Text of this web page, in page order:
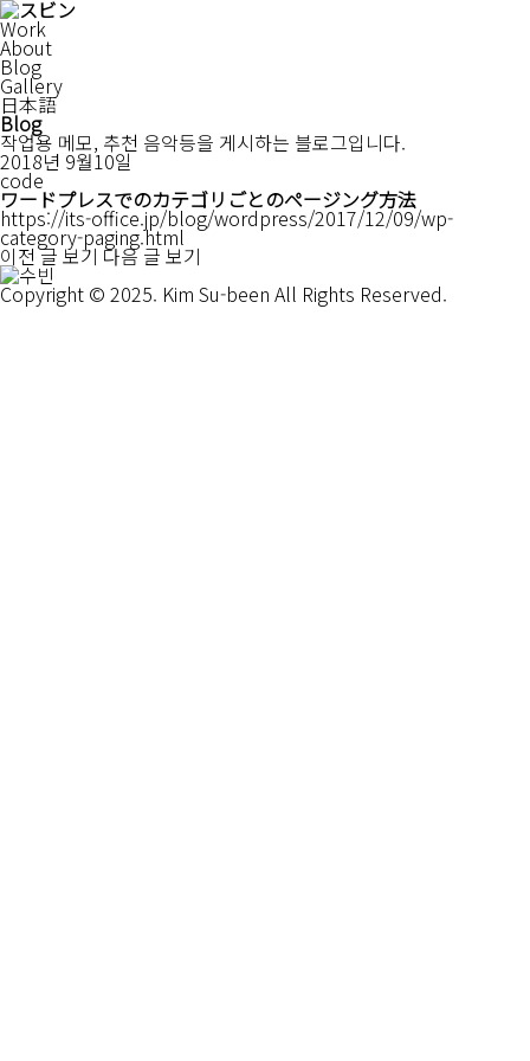
Work
About
Blog
Gallery
日本語
Blog
작업용 메모, 추천 음악등을 게시하는 블로그입니다.
2018년 9월10일
code
ワードプレスでのカテゴリごとのページング方法
https://its-office.jp/blog/wordpress/2017/12/09/wp-
category-paging.html
이전 글 보기 다음 글 보기
Copyright © 2025. Kim Su-been All Rights Reserved.